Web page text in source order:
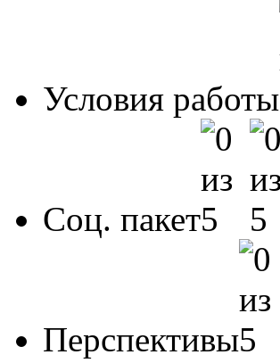
Условия работы
Соц. пакет
Перспективы